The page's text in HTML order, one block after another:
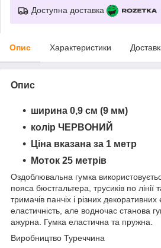
Доступна доставка
Опис Характеристики
Опис
ширина 0,9 см (9 мм)
колір ЧЕРВОНИЙ
Ціна вказана за 1 метр
Моток 25 метрів
Оздоблювальна гумка
пояса бюстгальтера, трусиків по лінії
тримачів панчіх і різних
еластичність, але водночас станова
ажурна. Гумка еластична та пружна.
Виробництво Туреччина